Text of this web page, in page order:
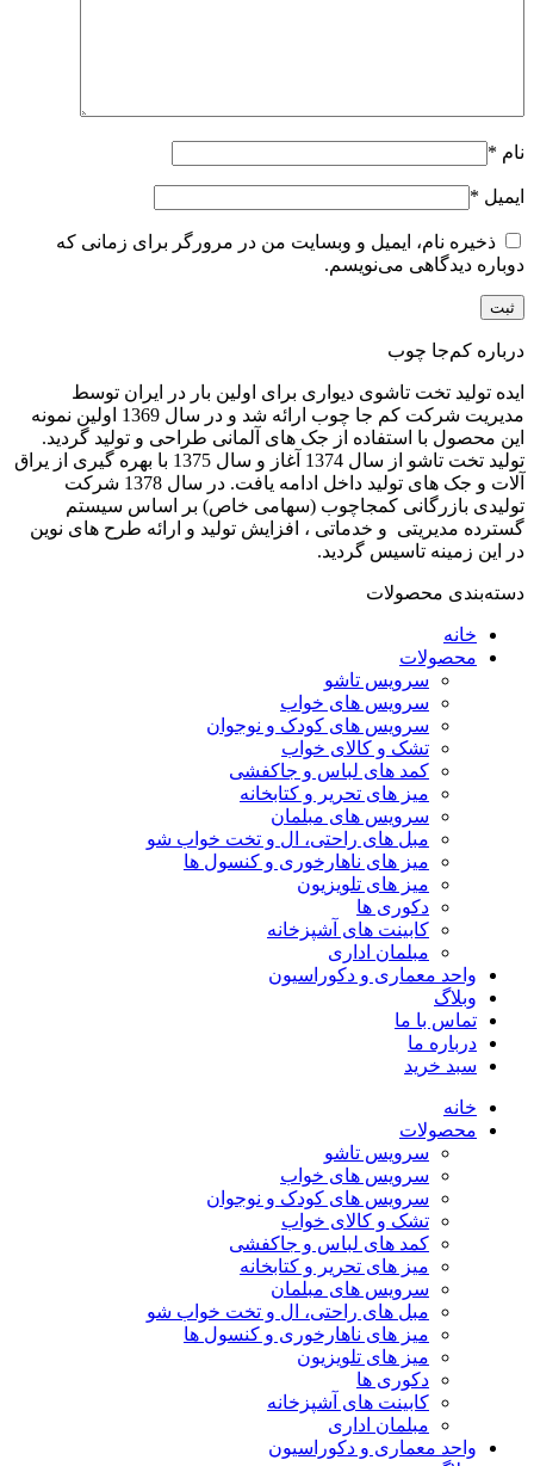
نام *
ایمیل *
ذخیره نام، ایمیل و وبسایت من در مرورگر برای زمانی که
دوباره دیدگاهی می‌نویسم.
درباره کم‌جا چوب
ایده تولید تخت تاشوی دیواری برای اولین بار در ایران توسط
مدیریت شرکت کم جا چوب ارائه شد و در سال 1369 اولین نمونه
این محصول با استفاده از جک های آلمانی طراحی و تولید گردید.
تولید تخت تاشو از سال 1374 آغاز و سال 1375 با بهره گیری از یراق
آلات و جک های تولید داخل ادامه یافت. در سال 1378 شرکت
تولیدی بازرگانی کمجاچوب (سهامی خاص) بر اساس سیستم
گسترده مدیریتی و خدماتی ، افزایش تولید و ارائه طرح های نوین
در این زمینه تاسیس گردید.
دسته‌بندی محصولات
خانه
محصولات
سرویس تاشو
سرویس های خواب
سرویس های کودک و نوجوان
تشک و کالای خواب
کمد های لباس و جاکفشی
میز های تحریر و کتابخانه
سرویس های مبلمان
مبل های راحتی، ال و تخت خواب شو
میز های ناهارخوری و کنسول ها
میز های تلویزیون
دکوری ها
کابینت های آشپزخانه
مبلمان اداری
واحد معماری و دکوراسیون
وبلاگ
تماس با ما
درباره ما
سبد خرید
خانه
محصولات
سرویس تاشو
سرویس های خواب
سرویس های کودک و نوجوان
تشک و کالای خواب
کمد های لباس و جاکفشی
میز های تحریر و کتابخانه
سرویس های مبلمان
مبل های راحتی، ال و تخت خواب شو
میز های ناهارخوری و کنسول ها
میز های تلویزیون
دکوری ها
کابینت های آشپزخانه
مبلمان اداری
واحد معماری و دکوراسیون